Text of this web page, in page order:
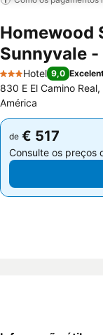
Homewood
Sunnyvale
3 Estrelas
Hotel 9,0
830 E El Camino
América
de € 517
Consulte os preços
de € 517
Consulte os preços